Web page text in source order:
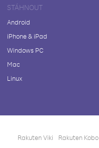
STÁHNOUT
Android
iPhone & iPad
Windows PC
Mac
Linux
Rakuten Viki Rakuten Kobo